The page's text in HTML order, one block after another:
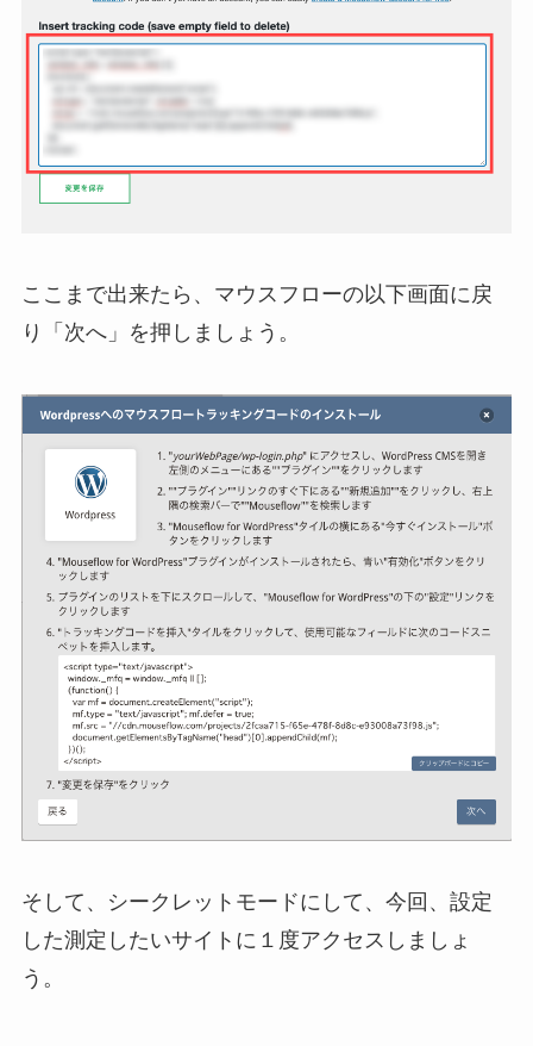
ここまで出来たら、マウスフローの以下画面に戻
り「次へ」を押しましょう。
そして、シークレットモードにして、今回、設定
した測定したいサイトに１度アクセスしましょ
う。